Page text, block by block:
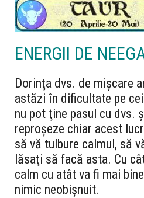
ENERGII DE
Dorinţa dvs. de mişcare
astăzi în dificultate pe
nu pot ţine pasul cu dvs.
reproşeze chiar acest
să vă tulbure calmul, să
lăsaţi să facă asta. Cu
calm cu atât va fi mai
nimic neobişnuit.